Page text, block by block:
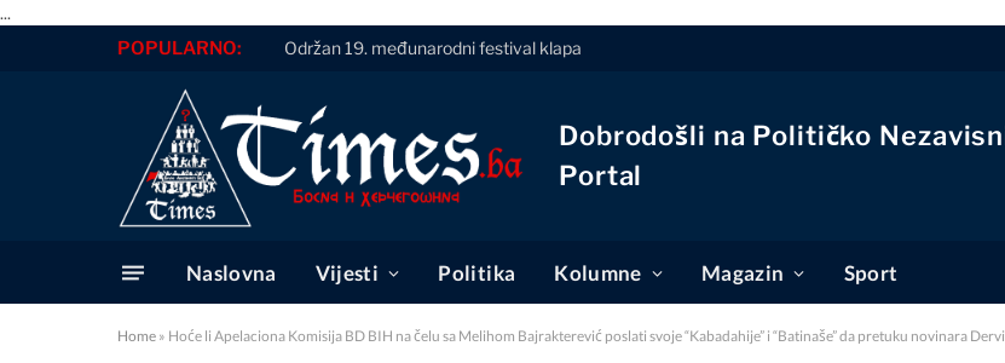
...
POPULARNO: Održan 19. međunarodni festival klapa
Dobrodošli na Političko
Portal
Naslovna Vijesti Politika Kolumne Magazin Sport
Home » Hoće li Apelaciona Komisija BD BIH na čelu sa Melihom Bajrakterević poslati svoje “Kabadahije” i “Batinaše” da pretuku novinara